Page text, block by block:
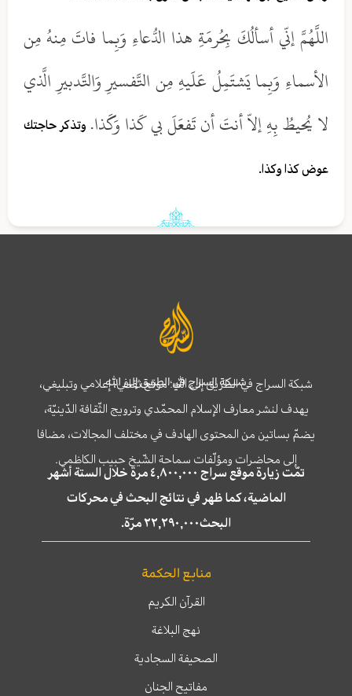
اللَّهُمَّ إنّي أسألُكَ بِحُرمَةِ هذا الدُّعاءِ وَبِما فاتَ مِنهُ مِن
الأسماءِ وَبِما يَشتَمِلُ عَلَيهِ مِن التَّفسيرِ وَالتَّدبيرِ الَّذي
لا يُحيطُ بِهِ إلاّ أنتَ أن تَفعَلَ بي كَذا وَكَذا. وتذكر حاجتك
عوض كذا وكذا.
شبكة السراج في الطريق إلى الله
شبكة السراج في الطريق إلى الله؛ موقع ثقافي، إعلامي وتبليغي،
يهدف لنشر معارف الإسلام المحمّدي وترويج الثّقافة الدّينيّة،
يضمّ بساتين من المحتوى الهادف في مختلف المجالات، مضافا
إلى محاضرات ومؤلّفات سماحة الشّيخ حبيب الكاظمي.
تمّت زيارة موقع سراج ٤,٨٠٠,٠٠٠ مرة خلال الستة أشهر
الماضية، كما ظهر في نتائج البحث في محركات
البحث٢٢,٢٩٠,٠٠٠ مرّة.
منابع الحكمة
القرآن الكريم
نهج البلاغة
الصحيفة السجادية
مفاتيح الجنان